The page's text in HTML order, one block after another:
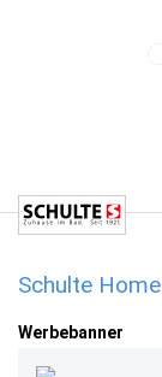
Schulte
Werbebanner